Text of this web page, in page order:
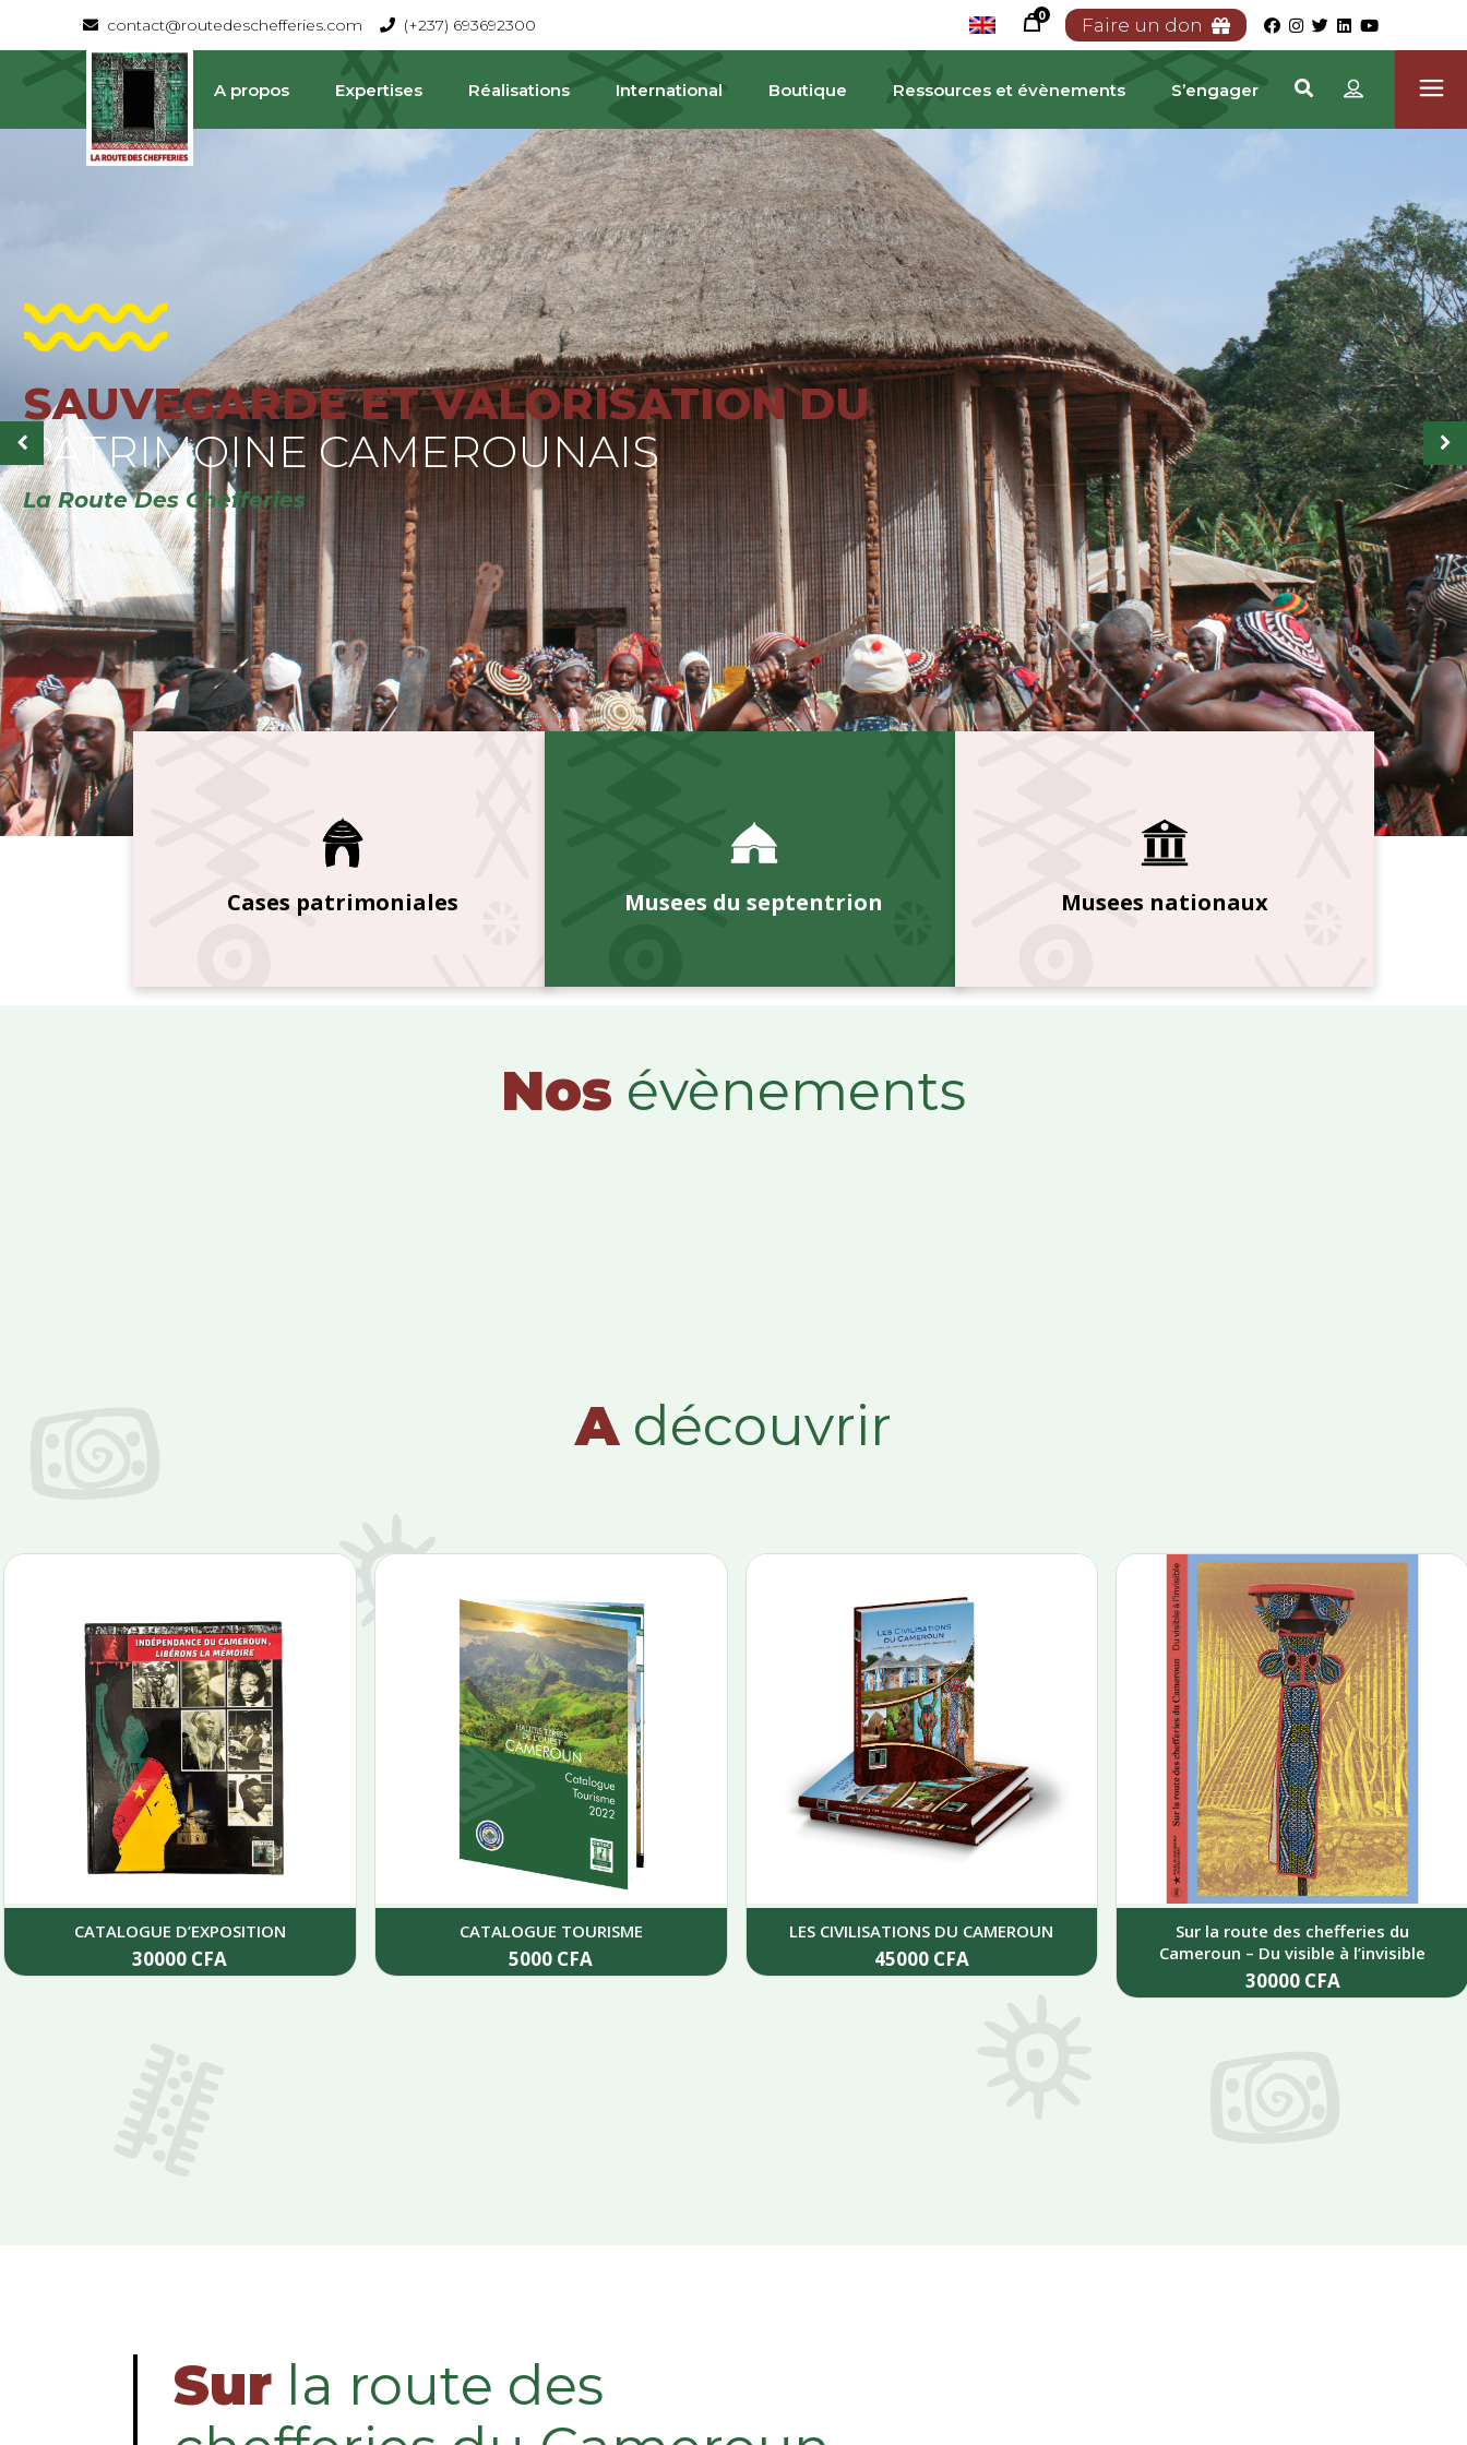
contact@routedeschefferies.com (+237) 693692300
0 Faire un don
A propos Expertises Réalisations International Boutique Ressources et évènements S’engager
SAUVEGARDE ET VALORISATION DU
La Route Des Chefferies
PATRIMOINE
Cases patrimoniales Musees du septentrion Musees nationaux
Nos évènements
Adécouvrir
CATALOGUE D’EXPOSITION
30000 CFA
CATALOGUE TOURISME
5000 CFA
LES CIVILISATIONS DU CAMEROUN
45000 CFA
Sur la route des chefferies du
Cameroun – Du visible à l’invisible
30000 CFA
Sur la route des